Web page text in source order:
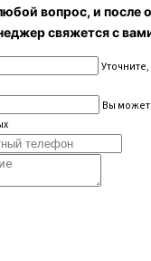
вопрос, и после
свяжется с
Вы